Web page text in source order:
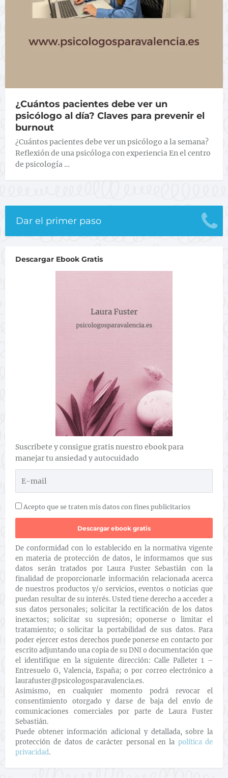
¿Cuántos pacientes debe ver un
psicólogo al día? Claves para prevenir el
burnout
¿Cuántos pacientes debe ver un psicólogo a la semana?
Reflexión de una psicóloga con experiencia En el centro
de psicología …
Dar el primer paso
Descargar Ebook Gratis
Suscribete y consigue gratis nuestro ebook para
manejar tu ansiedad y autocuidado
Acepto que se traten mis datos con fines publicitarios
De conformidad con lo establecido en la normativa vigente
en materia de protección de datos, le informamos que sus
datos serán tratados por Laura Fuster Sebastián con la
finalidad de proporcionarle información relacionada acerca
de nuestros productos y/o servicios, eventos o noticias que
puedan resultar de su interés. Usted tiene derecho a acceder a
sus datos personales; solicitar la rectificación de los datos
inexactos; solicitar su supresión; oponerse o limitar el
tratamiento; o solicitar la portabilidad de sus datos. Para
poder ejercer estos derechos puede ponerse en contacto por
escrito adjuntando una copia de su DNI o documentación que
el identifique en la siguiente dirección: Calle Palleter 1 –
Entresuelo G, Valencia, España; o por correo electrónico a
laurafuster@psicologosparavalencia.es.
Asimismo, en cualquier momento podrá revocar el
consentimiento otorgado y darse de baja del envío de
comunicaciones comerciales por parte de Laura Fuster
Sebastián.
Puede obtener información adicional y detallada, sobre la
protección de datos de carácter personal en la política de
privacidad.